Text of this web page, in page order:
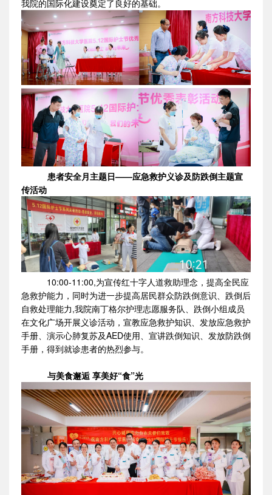
我院的国际化建设奠定了良好的基础。
患者安全月主题日——应急救护义诊及防跌倒主题宣
传活动
10:00-11:00,为宣传红十字人道救助理念，提高全民应
急救护能力，同时为进一步提高居民群众防跌倒意识、跌倒后
自救处理能力,我院南丁格尔护理志愿服务队、跌倒小组成员
在文化广场开展义诊活动，宣教应急救护知识、发放应急救护
手册、演示心肺复苏及AED使用、宣讲跌倒知识、发放防跌倒
手册，得到就诊患者的热烈参与。
与美食邂逅 享美好“食”光